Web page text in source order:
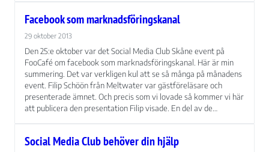
Facebook som marknadsföringskanal
29 oktober 2013
Den 25:e oktober var det Social Media Club Skåne event på
FooCafé om facebook som marknadsföringskanal. Här är min
summering. Det var verkligen kul att se så många på månadens
event. Filip Schöön från Meltwater var gästföreläsare och
presenterade ämnet. Och precis som vi lovade så kommer vi här
att publicera den presentation Filip visade. En del av de…
Social Media Club behöver din hjälp